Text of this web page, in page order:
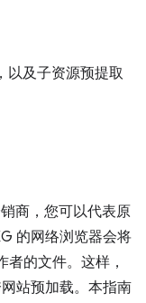
以及子资源预提取
商，您可以代表原
的网络浏览器会将
的文件。这样，
站预加载。本指南